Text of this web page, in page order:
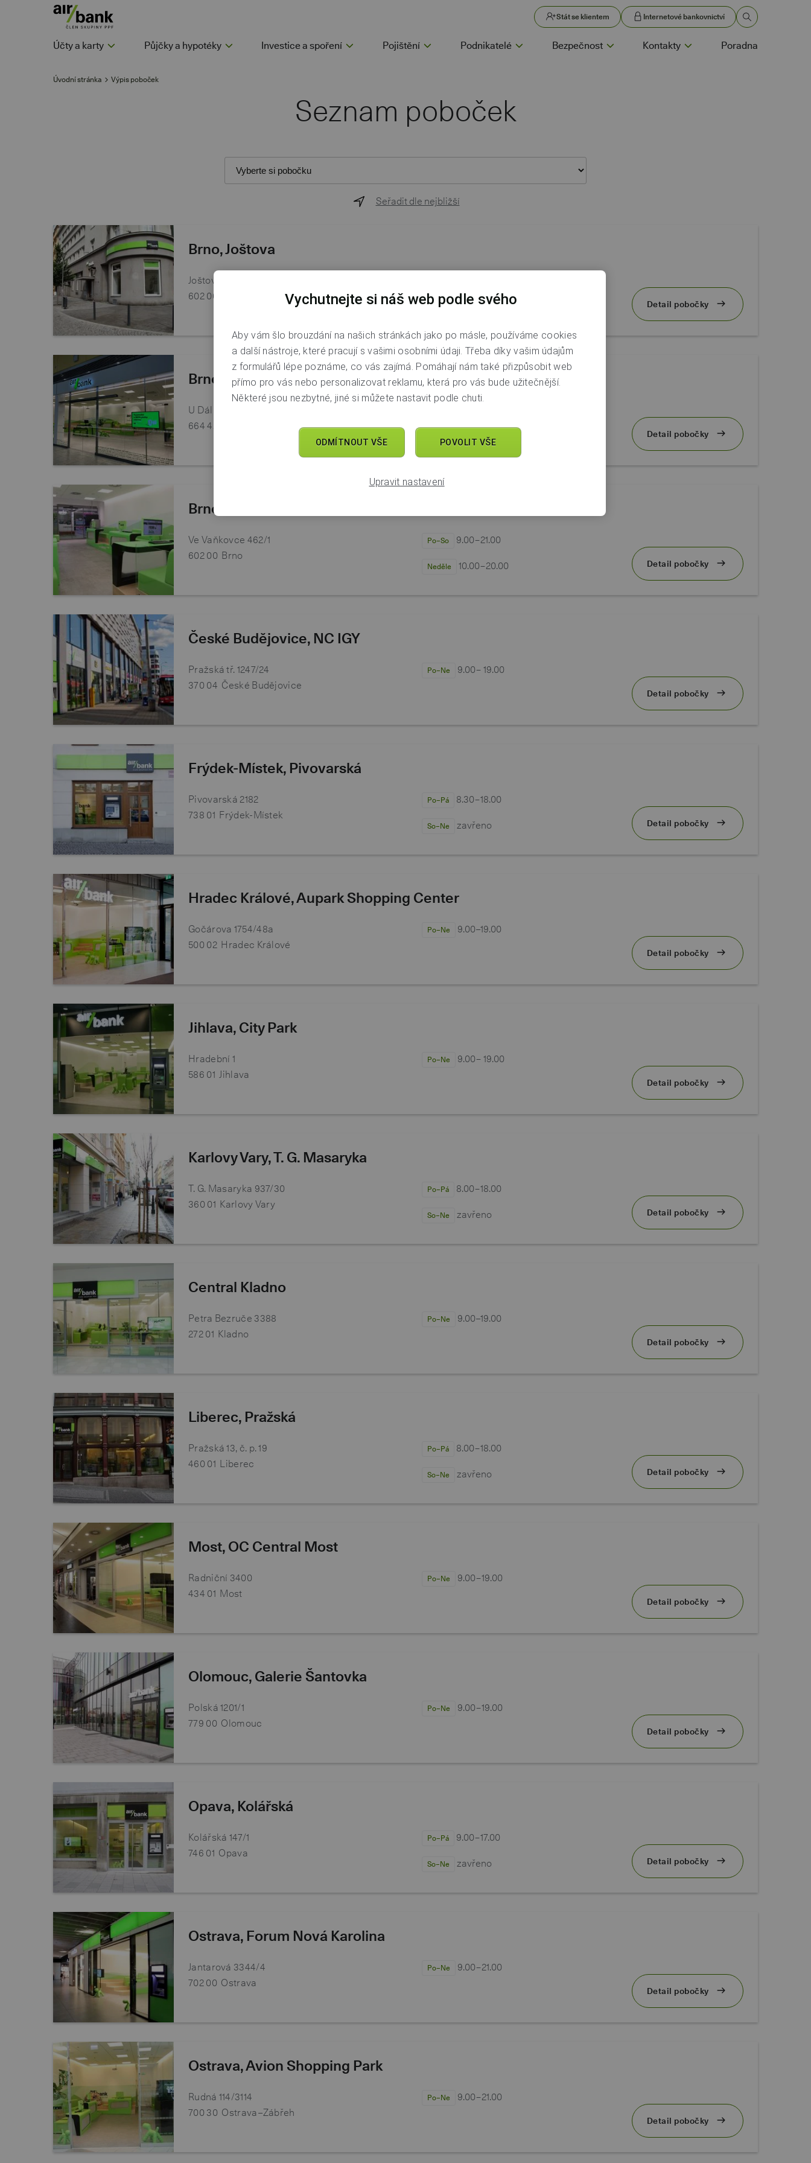
Stát se klientem Internetové bankovnictví
Účty a karty Půjčky a hypotéky Investice a spoření Pojištění Podnikatelé Bezpečnost Kontakty Poradna
Seznam poboček
Výpis poboček
Úvodní stránka
Seřadit dle nejbližší
Brno, Joštova
Joštova 2
602 00
So–Ne zavřeno Detail pobočky
Brno, Olympia
U Dálnice 777
664 42
Detail pobočky
Brno, Vaňkovka
Ve Vaňkovce 462/1
602 00 Brno
Po–So 9.00−21.00
Neděle 10.00−20.00 Detail pobočky
České Budějovice, NC IGY
Pražská tř. 1247/24
370 04 České Budějovice
Po–Ne 9.00− 19.00
Detail pobočky
Frýdek-Místek, Pivovarská
Pivovarská 2182
738 01 Frýdek-Místek
Po–Pá 8.30−18.00
So–Ne zavřeno Detail pobočky
Hradec Králové, Aupark Shopping Center
Gočárova 1754/48a
500 02 Hradec Králové
Po–Ne 9.00–19.00
Detail pobočky
Jihlava, City Park
Hradební 1
586 01 Jihlava
Po–Ne 9.00− 19.00
Detail pobočky
Karlovy Vary, T. G. Masaryka
T. G. Masaryka 937/30
360 01 Karlovy Vary
Po–Pá 8.00−18.00
So–Ne zavřeno Detail pobočky
Central Kladno
Petra Bezruče 3388
272 01 Kladno
Po–Ne 9.00–19.00
Detail pobočky
Liberec, Pražská
Pražská 13, č. p. 19
460 01 Liberec
Po–Pá 8.00−18.00
So–Ne zavřeno Detail pobočky
Most, OC Central Most
Radniční 3400
434 01 Most
Po–Ne 9.00−19.00
Detail pobočky
Olomouc, Galerie Šantovka
Polská 1201/1
779 00 Olomouc
Po–Ne 9.00−19.00
Detail pobočky
Opava, Kolářská
Kolářská 147/1
746 01 Opava
Po–Pá 9.00−17.00
So–Ne zavřeno Detail pobočky
Ostrava, Forum Nová Karolina
Jantarová 3344/4
702 00 Ostrava
Po–Ne 9.00−21.00
Detail pobočky
Ostrava, Avion Shopping Park
Rudná 114/3114
700 30 Ostrava–Zábřeh
Po–Ne 9.00−21.00
Detail pobočky
Vychutnejte si náš web podle svého
Aby vám šlo brouzdání na našich stránkách jako po másle, používáme cookies
a další nástroje, které pracují s vašimi osobními údaji. Třeba díky vašim údajům
z formulářů lépe poznáme, co vás zajímá. Pomáhají nám také přizpůsobit web
přímo pro vás nebo personalizovat reklamu, která pro vás bude užitečnější.
Některé jsou nezbytné, jiné si můžete nastavit podle chuti.
ODMÍTNOUT VŠE POVOLIT VŠE
Upravit nastavení